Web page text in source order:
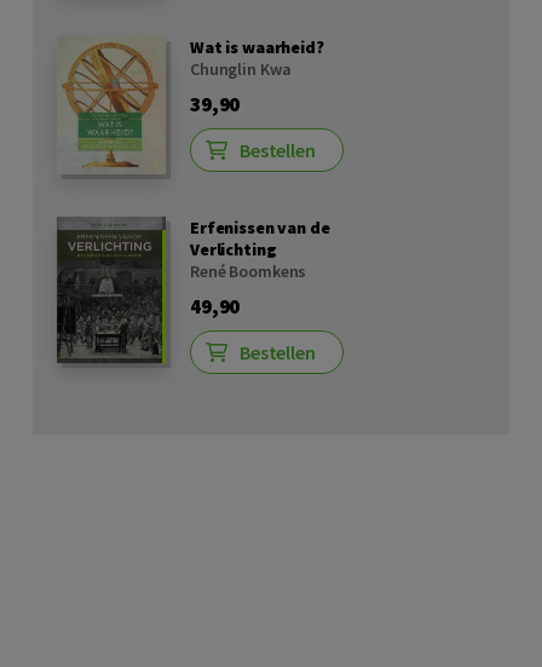
Wat is waarheid?
Chunglin Kwa
39,90
Bestellen
Erfenissen van de
Verlichting
René Boomkens
49,90
Bestellen